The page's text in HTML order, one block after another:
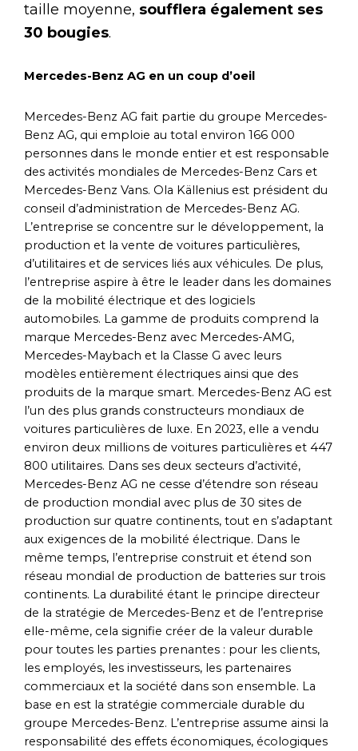
taille moyenne, soufflera également ses
30 bougies.
Mercedes-Benz AG en un coup d’oeil
Mercedes-Benz AG fait partie du groupe Mercedes-
Benz AG, qui emploie au total environ 166 000
personnes dans le monde entier et est responsable
des activités mondiales de Mercedes-Benz Cars et
Mercedes-Benz Vans. Ola Källenius est président du
conseil d’administration de Mercedes-Benz AG.
L’entreprise se concentre sur le développement, la
production et la vente de voitures particulières,
d’utilitaires et de services liés aux véhicules. De plus,
l’entreprise aspire à être le leader dans les domaines
de la mobilité électrique et des logiciels
automobiles. La gamme de produits comprend la
marque Mercedes-Benz avec Mercedes-AMG,
Mercedes-Maybach et la Classe G avec leurs
modèles entièrement électriques ainsi que des
produits de la marque smart. Mercedes-Benz AG est
l’un des plus grands constructeurs mondiaux de
voitures particulières de luxe. En 2023, elle a vendu
environ deux millions de voitures particulières et 447
800 utilitaires. Dans ses deux secteurs d’activité,
Mercedes-Benz AG ne cesse d’étendre son réseau
de production mondial avec plus de 30 sites de
production sur quatre continents, tout en s’adaptant
aux exigences de la mobilité électrique. Dans le
même temps, l’entreprise construit et étend son
réseau mondial de production de batteries sur trois
continents. La durabilité étant le principe directeur
de la stratégie de Mercedes-Benz et de l’entreprise
elle-même, cela signifie créer de la valeur durable
pour toutes les parties prenantes : pour les clients,
les employés, les investisseurs, les partenaires
commerciaux et la société dans son ensemble. La
base en est la stratégie commerciale durable du
groupe Mercedes-Benz. L’entreprise assume ainsi la
responsabilité des effets économiques, écologiques